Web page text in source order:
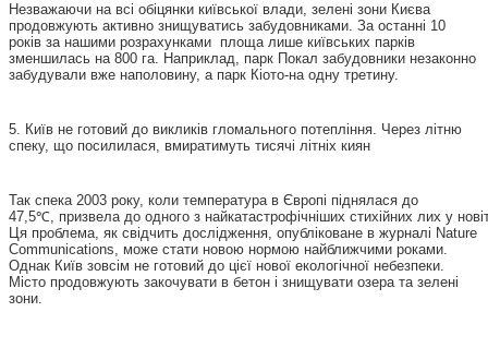
Незважаючи на всі обіцянки київської влади, зелені зони Києва
продовжують активно знищуватись забудовниками. За останні 10
років за нашими розрахунками площа лише київських парків
зменшилась на 800 га. Наприклад, парк Покал забудовники незаконно
забудували вже наполовину, а парк Кіото-на одну третину.
5. Київ не готовий до викликів гломального потепління. Через літню
спеку, що посилилася, вмиратимуть тисячі літніх киян
Так спека 2003 року, коли температура в Європі піднялася до
47,5℃, призвела до одного з найкатастрофічніших стихійних лих у
Ця проблема, як свідчить дослідження, опубліковане в журналі Nature
Communications, може стати новою нормою найближчими роками.
Однак Київ зовсім не готовий до цієї нової екологічної небезпеки.
Місто продовжують закочувати в бетон і знищувати озера та зелені
зони.